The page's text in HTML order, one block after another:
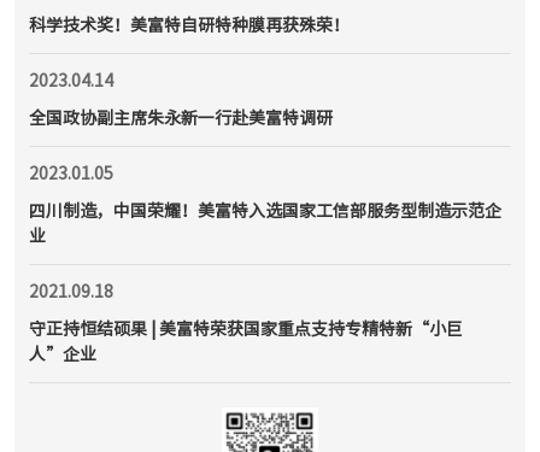
科学技术奖！美富特自研特种膜再获殊荣！
2023.04.14
全国政协副主席朱永新一行赴美富特调研
2023.01.05
四川制造，中国荣耀！美富特入选国家工信部服务型制造示范企
业
2021.09.18
守正持恒结硕果 | 美富特荣获国家重点支持专精特新“小巨
人”企业